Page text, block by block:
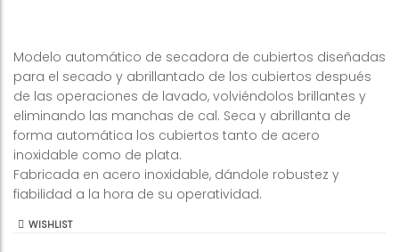
Modelo automático de secadora de cubiertos diseñadas
para el secado y abrillantado de los cubiertos después
de las operaciones de lavado, volviéndolos brillantes y
eliminando las manchas de cal. Seca y abrillanta de
forma automática los cubiertos tanto de acero
inoxidable como de plata.
Fabricada en acero inoxidable, dándole robustez y
fiabilidad a la hora de su operatividad.
WISHLIST